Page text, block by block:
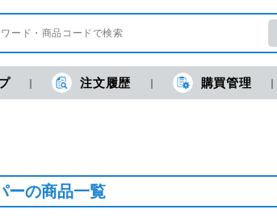
注文履歴 購買管理
ーの商品一覧